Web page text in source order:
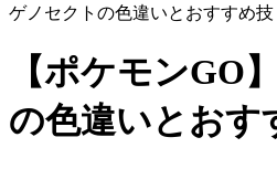
ゲノセクトの色違いとおすすめ技
【ポケモンGO
の色違いとおす